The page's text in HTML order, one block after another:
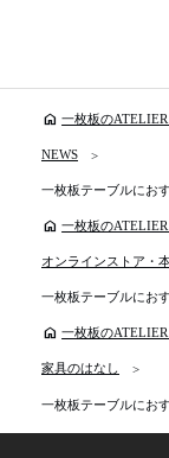
home 一枚板の
NEWS
一枚板テーブルにお
home 一枚板の
オンラインストア・
一枚板テーブルにお
home 一枚板の
家具のはなし
一枚板テーブルにお